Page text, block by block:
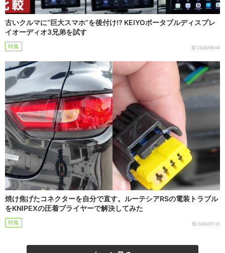
古いクルマに“巨大スマホ”を後付け!? KEIYOポータブルディスプレ
イオーディオ3兄弟を試す
特集 2026/08/04
焼け焦げたコネクターを自分で直す。ルーテシアRSの電装トラブル
をKNIPEXの圧着プライヤーで解決してみた
特集 2026/07/31